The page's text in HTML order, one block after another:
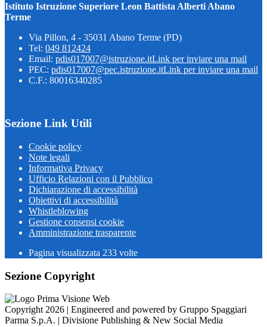
Istituto Istruzione Superiore Leon Battista Alberti Abano
Terme
Via Pillon, 4 - 35031 Abano Terme (PD)
Tel: 049 812424
Email: pdis017007@istruzione.itLink per inviare una mail
PEC: pdis017007@pec.istruzione.itLink per inviare una mail
C.F.: 80016340285
Sezione Link Utili
Cookie policy
Note legali
Informativa Privacy
Ufficio Relazioni con il Pubblico
Dichiarazione di accessibilità
Obiettivi di accessibilità
Whistleblowing
Gestione consensi cookie
Amministrazione trasparente
Pagina visualizzata 233 volte
Sezione Copyright
Copyright 2026 | Engineered and powered by Gruppo Spaggiari
Parma S.p.A. | Divisione Publishing & New Social Media